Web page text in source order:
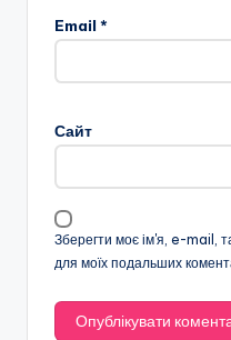
Email *
Сайт
Зберегти моє ім'я, e-mail,
для моїх подальших